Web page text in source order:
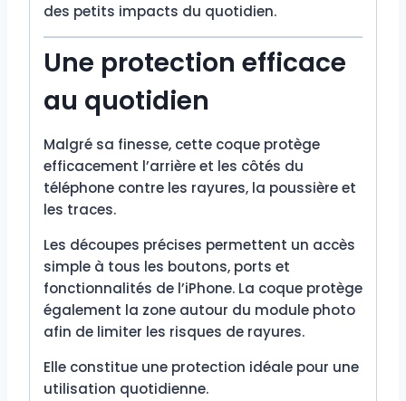
des petits impacts du quotidien.
Une protection efficace
au quotidien
Malgré sa finesse, cette coque protège
efficacement l’arrière et les côtés du
téléphone contre les rayures, la poussière et
les traces.
Les découpes précises permettent un accès
simple à tous les boutons, ports et
fonctionnalités de l’iPhone. La coque protège
également la zone autour du module photo
afin de limiter les risques de rayures.
Elle constitue une protection idéale pour une
utilisation quotidienne.